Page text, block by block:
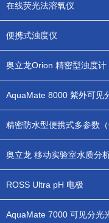
在线荧光法溶氧仪
便携式浊度仪
奥立龙Orion 精密型浊度计
AquaMate 8000 紫外可见
奥立龙 移动实验室水质分
ROSS Ultra pH 电极
AquaMate 7000 可见分光